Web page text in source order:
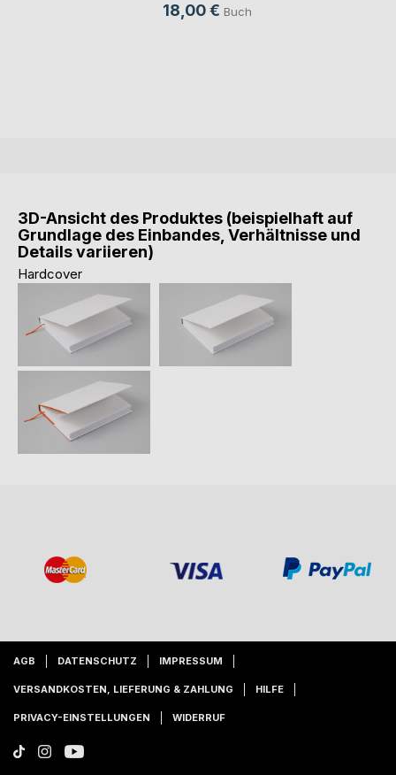
18,00 € Buch
3D-Ansicht des Produktes (beispielhaft auf
Grundlage des Einbandes, Verhältnisse und
Details variieren)
Hardcover
AGB DATENSCHUTZ IMPRESSUM
VERSANDKOSTEN, LIEFERUNG & ZAHLUNG HILFE
PRIVACY-EINSTELLUNGEN WIDERRUF